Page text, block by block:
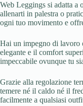
Web Leggings si adatta a
allenarti in palestra o
ogni tuo movimento e
Hai un impegno di lavoro
elegante e il comfort
impeccabile ovunque tu
Grazie alla regolazione
temere né il caldo né il
facilmente a qualsiasi